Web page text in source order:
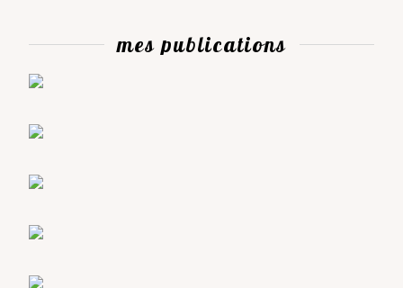
mes publications